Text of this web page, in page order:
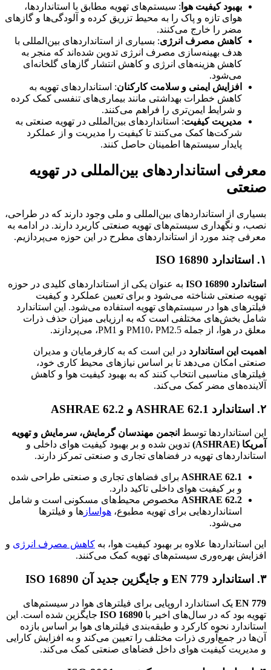
بهبود کیفیت هوا : سیستم‌های تهویه مطابق با استانداردها،
هوای تازه و پاک را به محیط تزریق کرده و آلودگی‌ها و گازهای
مضر را خارج می‌کنند.
کاهش مصرف انرژی: بسیاری از استانداردهای بین‌المللی با
هدف بهینه‌سازی مصرف انرژی تدوین شده‌اند که منجر به
کاهش هزینه‌های انرژی و کاهش انتشار گازهای گلخانه‌ای
می‌شود.
افزایش ایمنی و سلامت کارکنان: استانداردهای تهویه به
کاهش خطرات بهداشتی مانند بیماری‌های تنفسی کمک کرده
و شرایط ایمن‌تری را فراهم می‌کنند.
مدیریت کیفیت: استانداردهای بین‌المللی در تهویه صنعتی به
شرکت‌ها کمک می‌کنند تا کیفیت را مدیریت و از عملکرد
پایدار سیستم‌ها اطمینان حاصل کنند.
معرفی استانداردهای بین‌المللی در تهویه
صنعتی
بسیاری از استانداردهای بین‌المللی و ملی وجود دارند که در طراحی،
نصب، و نگهداری سیستم‌های تهویه صنعتی کاربرد دارند. در ادامه به
معرفی چند مورد از استانداردهای مطرح در این حوزه می‌پردازیم.
۱. استاندارد ISO 16890
استاندارد ISO 16890
به عنوان یکی از استانداردهای کلیدی در حوزه
تهویه صنعتی شناخته می‌شود و برای تعیین عملکرد و کیفیت
فیلترهای هوا در سیستم‌های تهویه استفاده می‌شود. این استاندارد
شامل بخش‌های مختلفی است که به ارزیابی میزان حذف ذرات
معلق در هوا، از جمله PM10، PM2.5 و PM1، می‌پردازند.
اهمیت این استاندارد در این است که به کارفرمایان و مدیران
صنعتی امکان می‌دهد تا بر اساس نیازهای محیط کاری خود،
فیلترهای مناسبی انتخاب کنند که به بهبود کیفیت هوا و کاهش
آلاینده‌های مضر کمک می‌کند.
۲. استاندارد ASHRAE 62.1 و ASHRAE 62.2
این استانداردها توسط انجمن مهندسان گرمایش، سرمایش و تهویه
آمریکا (ASHRAE)
تدوین شده و بر بهبود کیفیت هوای داخلی و
استانداردهای تهویه در فضاهای تجاری و صنعتی تمرکز دارند.
ASHRAE 62.1 برای فضاهای تجاری و صنعتی طراحی شده
و بر کیفیت هوای داخلی تاکید دارد.
ASHRAE 62.2 مخصوص محیط‌های مسکونی است و شامل
استانداردهایی برای تهویه مطبوع، هواساز ها و فیلترها
می‌شود.
این استانداردها علاوه بر بهبود کیفیت هوا، به کاهش مصرف انرژی و
افزایش بهره‌وری سیستم‌های تهویه کمک می‌کنند.
۳. استاندارد EN 779 و جایگزین جدید آن ISO 16890
EN 779 یک استاندارد اروپایی برای فیلترهای هوا در سیستم‌های
تهویه بود که در سال‌های اخیر با ISO 16890 جایگزین شده است. این
استاندارد نحوه کارکرد و طبقه‌بندی فیلترهای هوا بر اساس بازده
آن‌ها در جمع‌آوری ذرات مختلف را تعیین می‌کند و به افزایش کارایی
و مدیریت کیفیت هوای داخل فضاهای صنعتی کمک می‌کند.